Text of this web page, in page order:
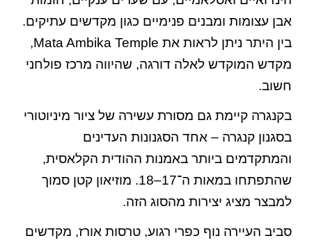
אבן עצומות ומבנים פנימיים כגון מקדשים עתיקים.
בין היתר ניתן לראות את Mata Ambika Temple,
מקדש המוקדש לאלה דורגה, שהיווה מרכז פולחני
חשוב.
בקנגרה קיימת גם מסורת עשירה של ציור מיניוטורי
בסגנון קנגרה – אחד הסגנונות העדינים
והמתקדמים ביותר באמנות ההודית הקלאסית,
שהתפתחו במאות ה־17–18. מוזיאון קטן סמוך
למבצר מציג יצירות מהסוג הזה.
סביב העיירה נוף כפרי רגוע, טרסות אורז, מקדשים